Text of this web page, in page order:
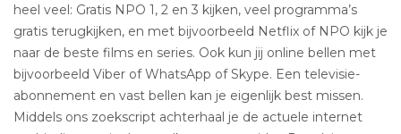
heel veel: Gratis NPO 1, 2 en 3 kijken, veel programma’s
gratis terugkijken, en met bijvoorbeeld Netflix of NPO kijk je
naar de beste films en series. Ook kun jij online bellen met
bijvoorbeeld Viber of WhatsApp of Skype. Een televisie-
abonnement en vast bellen kan je eigenlijk best missen.
Middels ons zoekscript achterhaal je de actuele internet